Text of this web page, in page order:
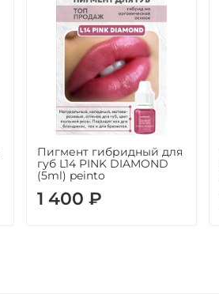
Пигмент гибридный для
губ L14 PINK DIAMOND
(5ml) peinto
1 400 ₽